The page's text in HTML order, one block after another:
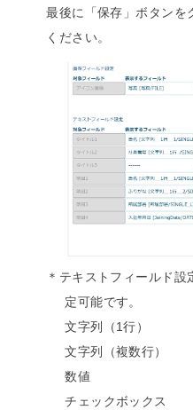
最後に「保存」ボタンを
ください。
＊テキストフィールド
定可能です。
文字列（1行）
文字列（複数行）
数値
チェックボックス